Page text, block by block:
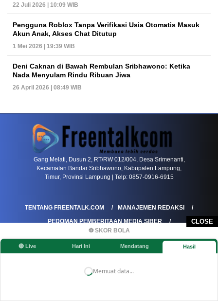
CLOSE
⚽ SKOR BOLA
🔴 Live Hari Ini Mendatang Hasil
Memuat data...
22 Juli 2026 | 10:09 WIB
Pengguna Roblox Tanpa Verifikasi Usia Otomatis Masuk
Akun Anak, Akses Chat Ditutup
1 Mei 2026 | 19:39 WIB
Deni Caknan di Bawah Rembulan Sribhawono: Ketika
Nada Menyulam Rindu Ribuan Jiwa
26 April 2026 | 08:49 WIB
Gang Melati, Dusun 2, RT/RW 012/004, Desa Srimenanti,
Kecamatan Bandar Sribhawono, Kabupaten Lampung,
Timur, Provinsi Lampung | Telp: 0857-0916-6915
TENTANG FREENTALK.COM
MANAJEMEN REDAKSI
PEDOMAN PEMBERITAAN MEDIA SIBER
PEDOMAN PEMBERITAAN RAMAH ANAK
KOREKSI & KLARIFIKASI
KEBIJAKAN IKLAN / ADVERTORIAL